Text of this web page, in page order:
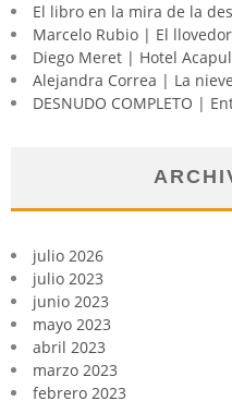
El libro en la mira de la
Marcelo Rubio | El llovedor
Diego Meret | Hotel
Alejandra Correa | La nieve
DESNUDO COMPLETO |
julio 2026
julio 2023
junio 2023
mayo 2023
abril 2023
marzo 2023
febrero 2023